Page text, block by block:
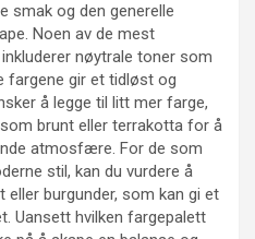
smak og den generelle
Noen av de mest
nøytrale toner som
fargene gir et tidløst og
å legge til litt mer farge,
brunt eller terrakotta for å
atmosfære. For de som
stil, kan du vurdere å
burgunder, som kan gi et
Uansett hvilken fargepalett